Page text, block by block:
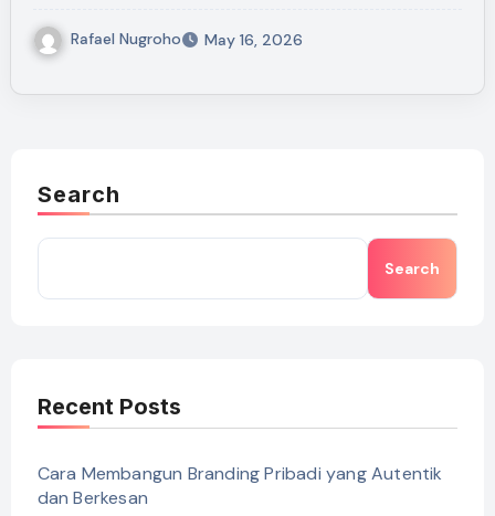
Rafael Nugroho May 16, 2026
Search
Search
Recent Posts
Cara Membangun Branding Pribadi yang Autentik
dan Berkesan